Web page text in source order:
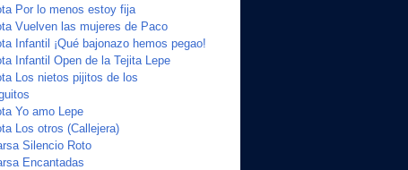
Por lo menos estoy fija
Vuelven las mujeres de Paco
Infantil ¡Qué bajonazo hemos pegao!
Infantil Open de la Tejita Lepe
Los nietos pijitos de los
Yo amo Lepe
Los otros (Callejera)
Silencio Roto
Encantadas